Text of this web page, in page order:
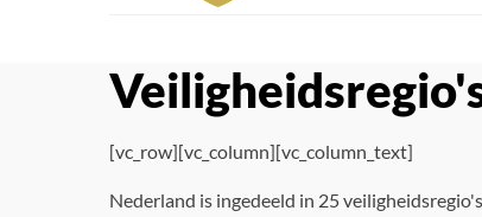
[vc_row][vc_column][vc_column_text]
Nederland is ingedeeld in 25